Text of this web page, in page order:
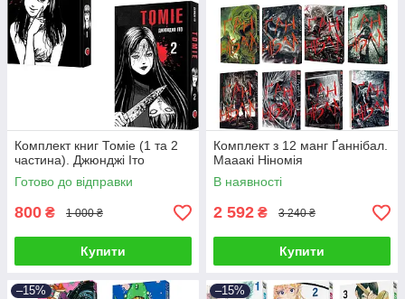
Комплект книг Томіе (1 та 2
частина). Джюнджі Іто
Готово до відправки
800 ₴ 1 000 ₴
Купити
Комплект з 12 манг Ґаннібал.
Мааакі Ніномія
В наявності
2 592 ₴ 3 240 ₴
Купити
–15% –15%